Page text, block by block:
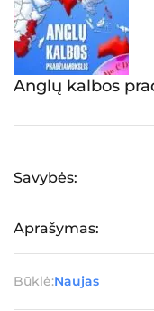
Anglų kalbos
Savybės:
Aprašymas:
Būklė:Naujas